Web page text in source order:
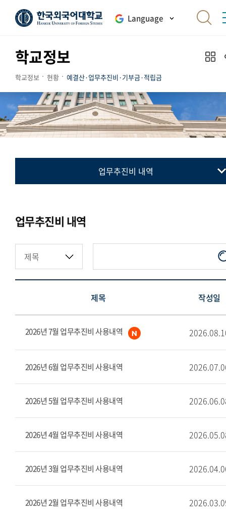
Language
학교정보
학교정보 현황 예결산·업무추진비·기부금·적립금
업무추진비 내역
업무추진비 내역
제목 작성일
2026년 7월 업무추진비 사용내역
2026년 6월 업무추진비 사용내역
2026년 5월 업무추진비 사용내역
2026년 4월 업무추진비 사용내역
2026년 3월 업무추진비 사용내역
2026년 2월 업무추진비 사용내역